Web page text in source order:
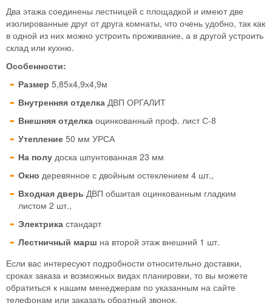
Два этажа соединены лестницей с площадкой и имеют две
изолированные друг от друга комнаты, что очень удобно, так как
в одной из них можно устроить проживание, а в другой устроить
склад или кухню.
Особенности:
Размер 5,85х4,9х4,9м
Внутренняя отделка ДВП ОРГАЛИТ
Внешняя отделка оцинкованный проф. лист С-8
Утепление 50 мм УРСА
На полу доска шпунтованная 23 мм
Окно деревянное с двойным остеклением 4 шт.,
Входная дверь ДВП обшитая оцинкованным гладким
листом 2 шт.,
Электрика стандарт
Лестничный марш на второй этаж внешний 1 шт.
Если вас интересуют подробности относительно доставки,
сроках заказа и возможных видах планировки, то вы можете
обратиться к нашим менеджерам по указанным на сайте
телефонам или заказать обратный звонок.